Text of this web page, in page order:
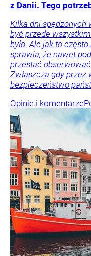
z Danii. Tego
Kilka dni spędzonych
być przede
było. Ale jak to
sprawia, że nawet
przestać
Zwłaszcza gdy przez
bezpieczeństwo
Opinie i komentarze